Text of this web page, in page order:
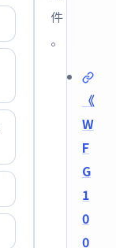
件
。
《
W
F
G
1
0
0